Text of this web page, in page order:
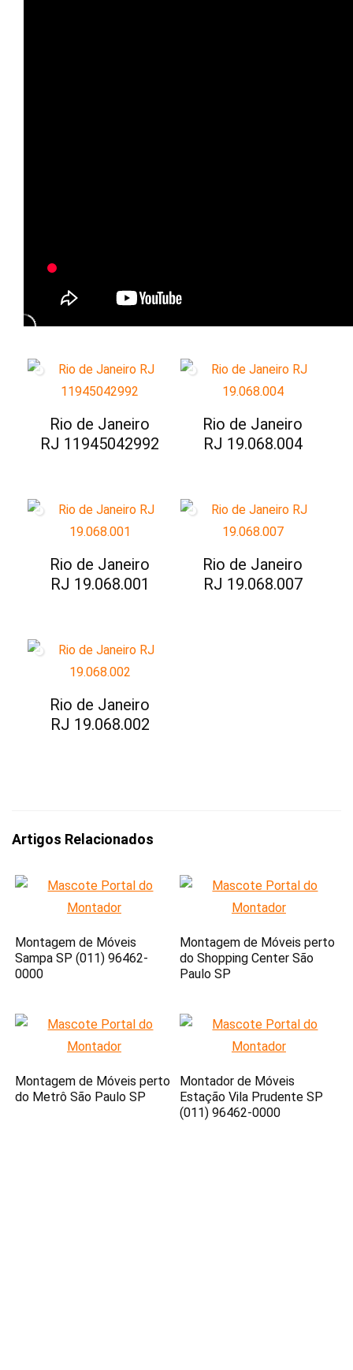
Rio de Janeiro
RJ 11945042992
Rio de Janeiro
RJ 19.068.004
Rio de Janeiro
RJ 19.068.001
Rio de Janeiro
RJ 19.068.007
Rio de Janeiro
RJ 19.068.002
Artigos Relacionados
Montagem de Móveis
Sampa SP (011) 96462-
0000
Montagem de Móveis perto
do Shopping Center São
Paulo SP
Montagem de Móveis perto
do Metrô São Paulo SP
Montador de Móveis
Estação Vila Prudente SP
(011) 96462-0000